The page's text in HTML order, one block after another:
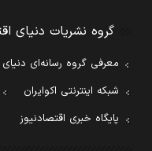
گروه نشریات دنیای
معرفی گروه رسانه‌ای دنیای
شبکه اینترنتی اکوایران
پایگاه خبری اقتصادنیوز